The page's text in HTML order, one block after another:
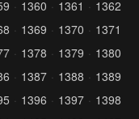
1360 1361
1362
1369 1370
1371
1378 1379
1380
1387 1388
1389
1396 1397
1398